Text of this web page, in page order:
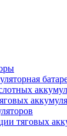
тяговых